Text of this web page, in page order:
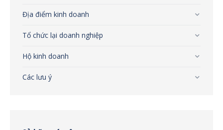
Địa điểm kinh doanh
Tổ chức lại doanh nghiệp
Hộ kinh doanh
Các lưu ý